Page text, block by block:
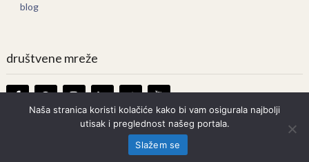
blog
društvene mreže
Knjige OnlineCopyright © 2026.
Prava zadržana. Bilo kakvo kopiranje strogo zabranjeno.
Naša stranica koristi kolačiće kako bi vam osigurala najbolji
utisak i preglednost našeg portala.
Slažem se